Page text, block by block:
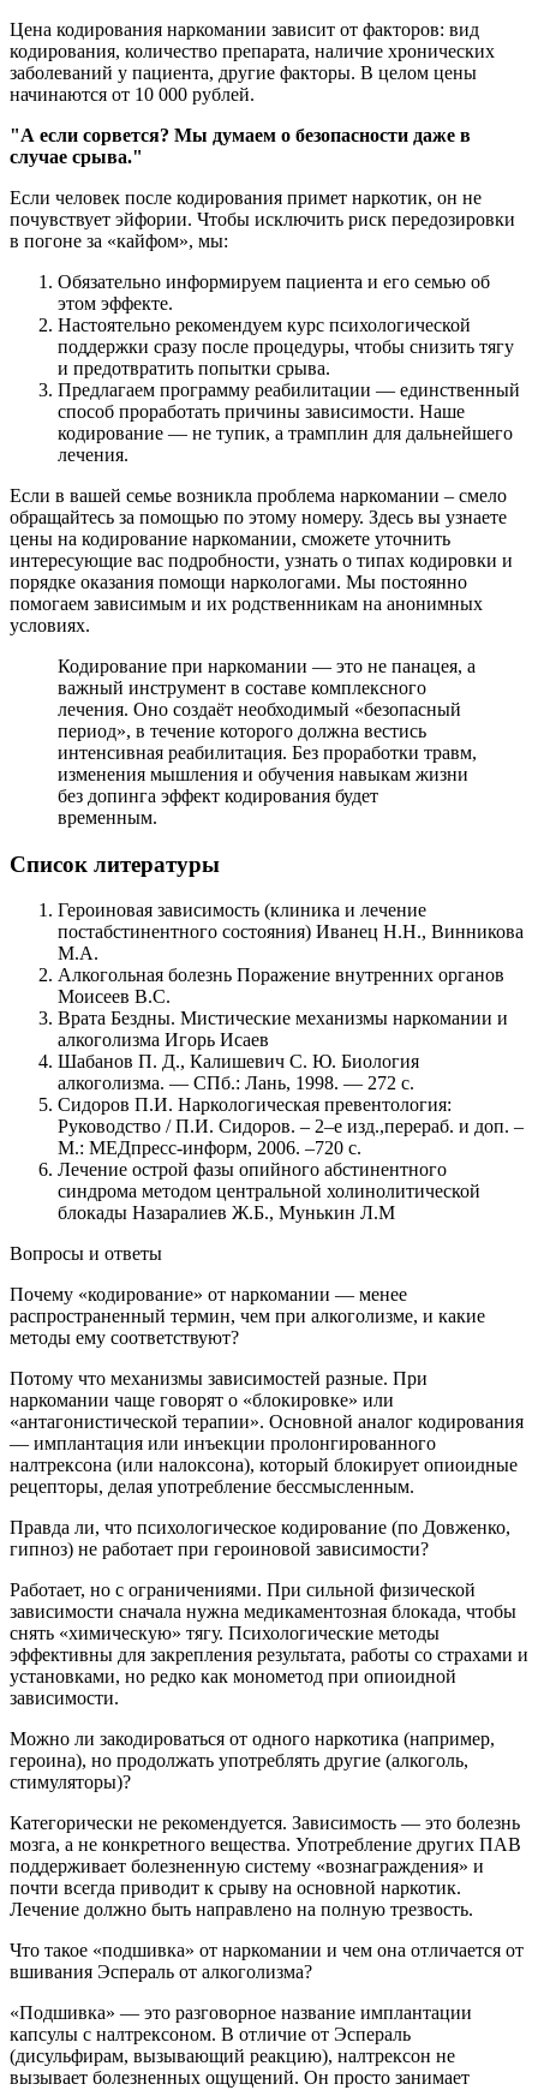
Цена кодирования наркомании зависит от факторов: вид
кодирования, количество препарата, наличие хронических
заболеваний у пациента, другие факторы. В целом цены
начинаются от 10 000 рублей.
"А если сорвется? Мы думаем о безопасности даже в
случае срыва."
Если человек после кодирования примет наркотик, он не
почувствует эйфории. Чтобы исключить риск передозировки
в погоне за «кайфом», мы:
Обязательно информируем пациента и его семью об
этом эффекте.
Настоятельно рекомендуем курс психологической
поддержки сразу после процедуры, чтобы снизить тягу
и предотвратить попытки срыва.
Предлагаем программу реабилитации — единственный
способ проработать причины зависимости. Наше
кодирование — не тупик, а трамплин для дальнейшего
лечения.
Если в вашей семье возникла проблема наркомании – смело
обращайтесь за помощью по этому номеру. Здесь вы узнаете
цены на кодирование наркомании, сможете уточнить
интересующие вас подробности, узнать о типах кодировки и
порядке оказания помощи наркологами. Мы постоянно
помогаем зависимым и их родственникам на анонимных
условиях.
Кодирование при наркомании — это не панацея, а
важный инструмент в составе комплексного
лечения. Оно создаёт необходимый «безопасный
период», в течение которого должна вестись
интенсивная реабилитация. Без проработки травм,
изменения мышления и обучения навыкам жизни
без допинга эффект кодирования будет
временным.
Список литературы
Героиновая зависимость (клиника и лечение
постабстинентного состояния) Иванец Н.Н., Винникова
М.А.
Алкогольная болезнь Поражение внутренних органов
Моисеев В.С.
Врата Бездны. Мистические механизмы наркомании и
алкоголизма Игорь Исаев
Шабанов П. Д., Калишевич С. Ю. Биология
алкоголизма. — СПб.: Лань, 1998. — 272 с.
Сидоров П.И. Наркологическая превентология:
Руководство / П.И. Сидоров. – 2–е изд.,перераб. и доп. –
М.: МЕДпресс-информ, 2006. –720 с.
Лечение острой фазы опийного абстинентного
синдрома методом центральной холинолитической
блокады Назаралиев Ж.Б., Мунькин Л.М
Вопросы и ответы
Почему «кодирование» от наркомании — менее
распространенный термин, чем при алкоголизме, и какие
методы ему соответствуют?
Потому что механизмы зависимостей разные. При
наркомании чаще говорят о «блокировке» или
«антагонистической терапии». Основной аналог кодирования
— имплантация или инъекции пролонгированного
налтрексона (или налоксона), который блокирует опиоидные
рецепторы, делая употребление бессмысленным.
Правда ли, что психологическое кодирование (по Довженко,
гипноз) не работает при героиновой зависимости?
Работает, но с ограничениями. При сильной физической
зависимости сначала нужна медикаментозная блокада, чтобы
снять «химическую» тягу. Психологические методы
эффективны для закрепления результата, работы со страхами и
установками, но редко как монометод при опиоидной
зависимости.
Можно ли закодироваться от одного наркотика (например,
героина), но продолжать употреблять другие (алкоголь,
стимуляторы)?
Категорически не рекомендуется. Зависимость — это болезнь
мозга, а не конкретного вещества. Употребление других ПАВ
поддерживает болезненную систему «вознаграждения» и
почти всегда приводит к срыву на основной наркотик.
Лечение должно быть направлено на полную трезвость.
Что такое «подшивка» от наркомании и чем она отличается от
вшивания Эспераль от алкоголизма?
«Подшивка» — это разговорное название имплантации
капсулы с налтрексоном. В отличие от Эспераль
(дисульфирам, вызывающий реакцию), налтрексон не
вызывает болезненных ощущений. Он просто занимает